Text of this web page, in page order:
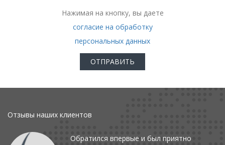
Нажимая на кнопку, вы даете
согласие на обработку
персональных данных
Отзывы наших клиентов
Обратился впервые и был приятно